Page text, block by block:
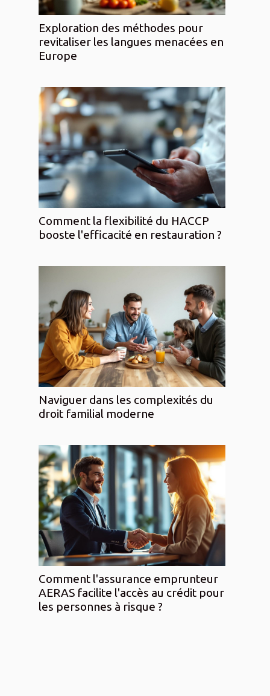
Exploration des méthodes pour
revitaliser les langues menacées en
Europe
Comment la flexibilité du HACCP
booste l'efficacité en restauration ?
Naviguer dans les complexités du
droit familial moderne
Comment l'assurance emprunteur
AERAS facilite l'accès au crédit pour
les personnes à risque ?